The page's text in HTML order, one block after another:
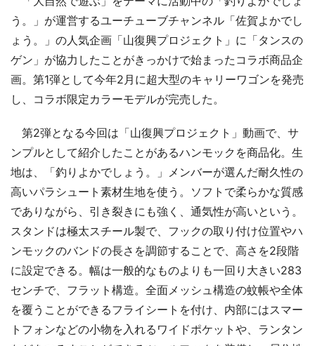
う。」が運営するユーチューブチャンネル「佐賀よかでし
ょう。」の人気企画「山復興プロジェクト」に「タンスの
ゲン」が協力したことがきっかけで始まったコラボ商品企
画。第1弾として今年2月に超大型のキャリーワゴンを発売
し、コラボ限定カラーモデルが完売した。
第2弾となる今回は「山復興プロジェクト」動画で、サ
ンプルとして紹介したことがあるハンモックを商品化。生
地は、「釣りよかでしょう。」メンバーが選んだ耐久性の
高いパラシュート素材生地を使う。ソフトで柔らかな質感
でありながら、引き裂きにも強く、通気性が高いという。
スタンドは極太スチール製で、フックの取り付け位置やハ
ンモックのバンドの長さを調節することで、高さを2段階
に設定できる。幅は一般的なものよりも一回り大きい283
センチで、フラット構造。全面メッシュ構造の蚊帳や全体
を覆うことができるフライシートを付け、内部にはスマー
トフォンなどの小物を入れるワイドポケットや、ランタン